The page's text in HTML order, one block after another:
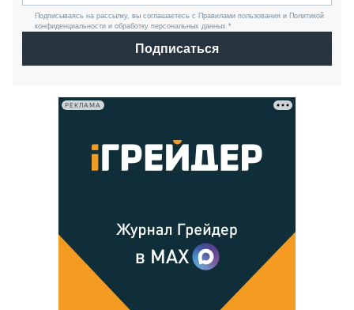
Подписываясь на рассылку, вы соглашаетесь с Правилами пользования и Политикой
конфиденциальности и обработку персональных данных *
Подписаться
РЕКЛАМА